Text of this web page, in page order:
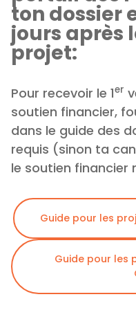
ton dossier
jours après
projet:
Pour recevoir le 1er
soutien financier,
dans le guide des
requis (sinon ta
le soutien financier
Guide pour les
Guide pour les